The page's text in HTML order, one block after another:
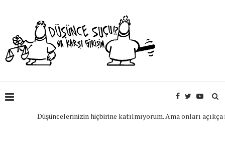
Düşüncelerinizin hiçbirine katılmıyorum. Ama onları açıkça